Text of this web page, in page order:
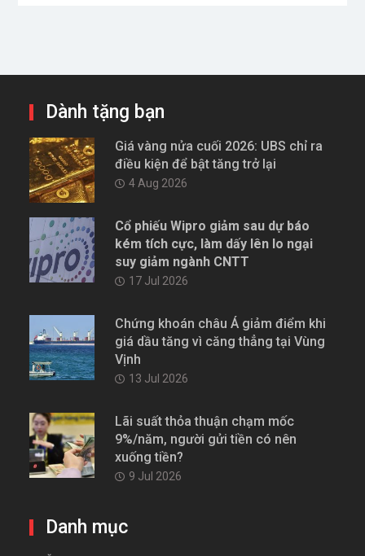
Dành tặng bạn
Giá vàng nửa cuối 2026: UBS chỉ ra
điều kiện để bật tăng trở lại
4 Aug 2026
Cổ phiếu Wipro giảm sau dự báo
kém tích cực, làm dấy lên lo ngại
suy giảm ngành CNTT
17 Jul 2026
Chứng khoán châu Á giảm điểm khi
giá dầu tăng vì căng thẳng tại Vùng
Vịnh
13 Jul 2026
Lãi suất thỏa thuận chạm mốc
9%/năm, người gửi tiền có nên
xuống tiền?
9 Jul 2026
Danh mục